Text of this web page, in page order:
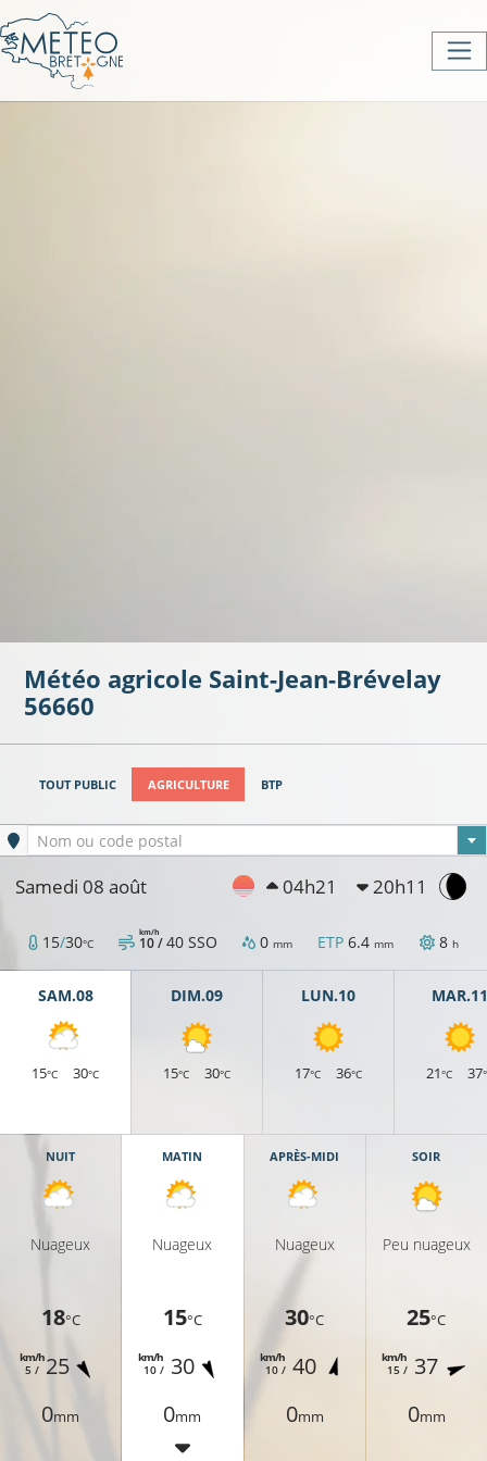
Météo agricole Saint-Jean-Brévelay
56660
TOUT PUBLIC AGRICULTURE BTP
Ville sélectionnée
Nom ou code postal
Samedi 08 août 04h21 20h11
15/30°C 10 /
km/h 40 SSO 0 mm ETP6.4 mm 8 h
SAM.08
15°C 30°C
DIM.09
15°C 30°C
LUN.10
17°C 36°C
MAR.11
21°C 37
NUIT
Nuageux
18°C
5 /
km/h25
0mm
MATIN
Nuageux
15°C
10 /
km/h 30
0mm
APRÈS-MIDI
Nuageux
30°C
10 /
km/h 40
0mm
SOIR
Peu nuageux
25°C
15 /
km/h 37
0mm
15°C